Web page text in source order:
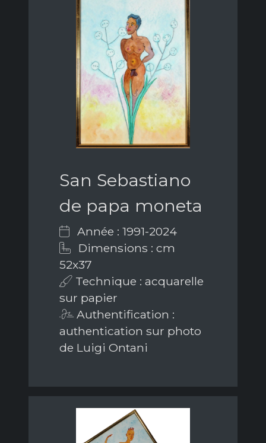
San Sebastiano
de papa moneta
Année : 1991-2024
Dimensions : cm
52x37
Technique : acquarelle
sur papier
Authentification :
authentication sur photo
de Luigi Ontani